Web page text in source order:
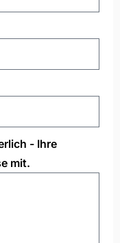
- Ihre
mit.